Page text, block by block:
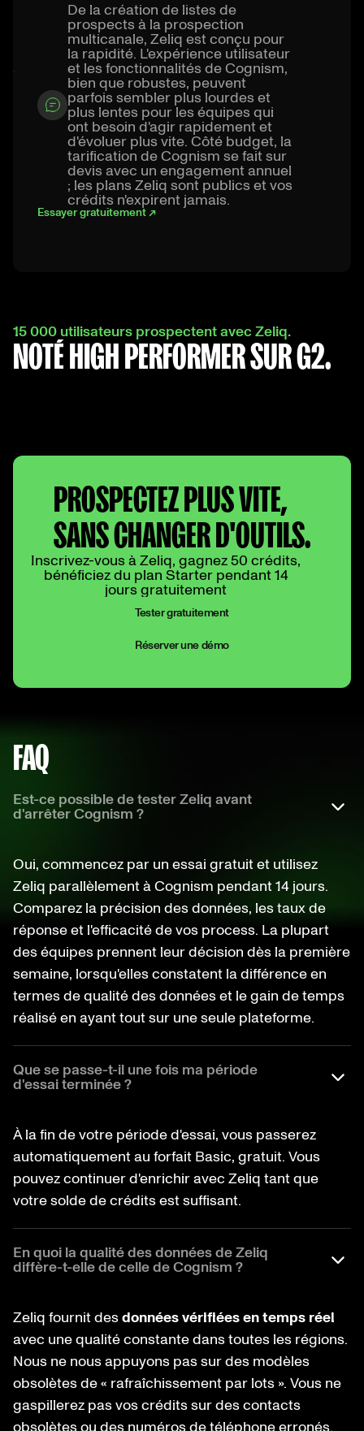
De la création de listes de
prospects à la prospection
multicanale, Zeliq est conçu pour
la rapidité. L'expérience utilisateur
et les fonctionnalités de Cognism,
bien que robustes, peuvent
parfois sembler plus lourdes et
plus lentes pour les équipes qui
ont besoin d'agir rapidement et
d'évoluer plus vite. Côté budget, la
tarification de Cognism se fait sur
devis avec un engagement annuel
; les plans Zeliq sont publics et vos
crédits n'expirent jamais.
Essayer gratuitement ↗
15 000 utilisateurs prospectent avec Zeliq.
NOTÉ HIGH PERFORMER SUR G2.
PROSPECTEZ PLUS VITE,
SANS CHANGER D'OUTILS.
Inscrivez-vous à Zeliq, gagnez 50 crédits,
bénéficiez du plan Starter pendant 14
jours gratuitement
Tester gratuitement
Réserver une démo
FAQ
Est-ce possible de tester Zeliq avant
d'arrêter Cognism ?
Oui, commencez par un essai gratuit et utilisez
Zeliq parallèlement à Cognism pendant 14 jours.
Comparez la précision des données, les taux de
réponse et l'efficacité de vos process. La plupart
des équipes prennent leur décision dès la première
semaine, lorsqu'elles constatent la différence en
termes de qualité des données et le gain de temps
réalisé en ayant tout sur une seule plateforme.
Que se passe-t-il une fois ma période
d'essai terminée ?
À la fin de votre période d'essai, vous passerez
automatiquement au forfait Basic, gratuit. Vous
pouvez continuer d'enrichir avec Zeliq tant que
votre solde de crédits est suffisant.
En quoi la qualité des données de Zeliq
diffère-t-elle de celle de Cognism ?
Zeliq fournit desdonnées vérifiées en temps réel
avec une qualité constante dans toutes les régions.
Nous ne nous appuyons pas sur des modèles
obsolètes de « rafraîchissement par lots ». Vous ne
gaspillerez pas vos crédits sur des contacts
obsolètes ou des numéros de téléphone erronés.